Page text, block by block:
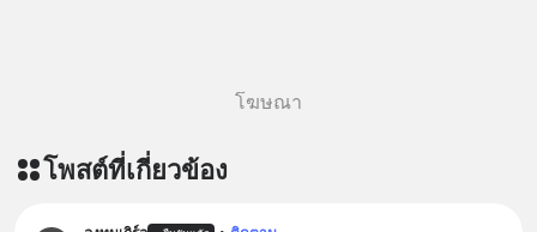
โฆษณา
โพสต์ที่เกี่ยวข้อง